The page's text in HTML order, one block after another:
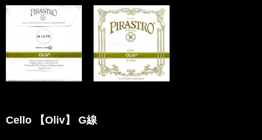
Cello 【Oliv】 G線